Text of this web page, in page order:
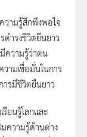
ามรู้สึกพึงพอใจ
ำรงชีวิตยืนยาว
ความรู้ว่าตน
ามเชื่อมั่นในการ
ารมีชีวิตยืนยาว
ยนรู้โลกและ
มความรู้ด้านต่าง